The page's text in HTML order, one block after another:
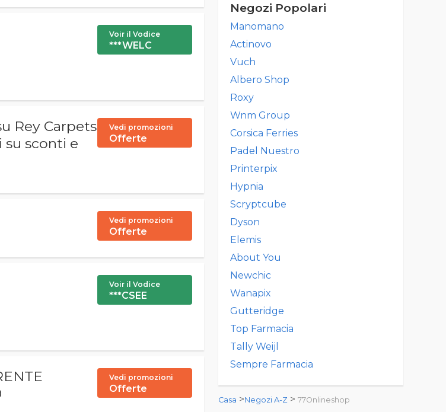
Voir il Vodice
***WELC
Rey Carpets
sconti e
Vedi promozioni
Offerte
Vedi promozioni
Offerte
Voir il Vodice
***CSEE
Vedi promozioni
Offerte
Negozi Popolari
Manomano
Actinovo
Vuch
Albero Shop
Roxy
Wnm Group
Corsica Ferries
Padel Nuestro
Printerpix
Hypnia
Scryptcube
Dyson
Elemis
About You
Newchic
Wanapix
Gutteridge
Top Farmacia
Tally Weijl
Sempre Farmacia
Casa >Negozi A-Z > 77Onlineshop